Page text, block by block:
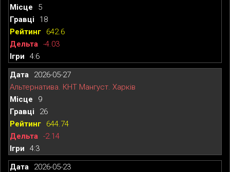
5
18
642.6
-4.03
4:6
2026-05-27
Альтернатива. КНТ Мангуст. Харків
9
26
644.74
-2.14
4:3
2026-05-23